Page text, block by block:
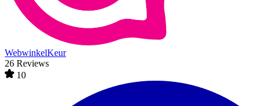
WebwinkelKeur
26 Reviews
10